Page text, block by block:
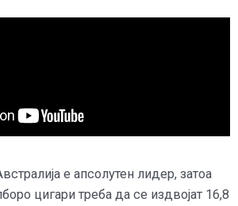
е апсолутен лидер, затоа
цигари треба да се издвојат 16,8